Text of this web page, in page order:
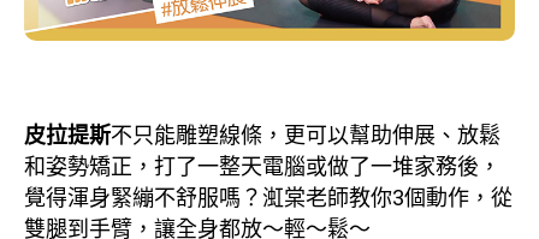
皮拉提斯不只能雕塑線條，更可以幫助伸展、放鬆
和姿勢矯正，打了一整天電腦或做了一堆家務後，
覺得渾身緊繃不舒服嗎？渱棠老師教你3個動作，從
雙腿到手臂，讓全身都放～輕～鬆～